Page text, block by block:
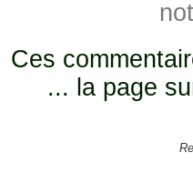
Ces
... la page